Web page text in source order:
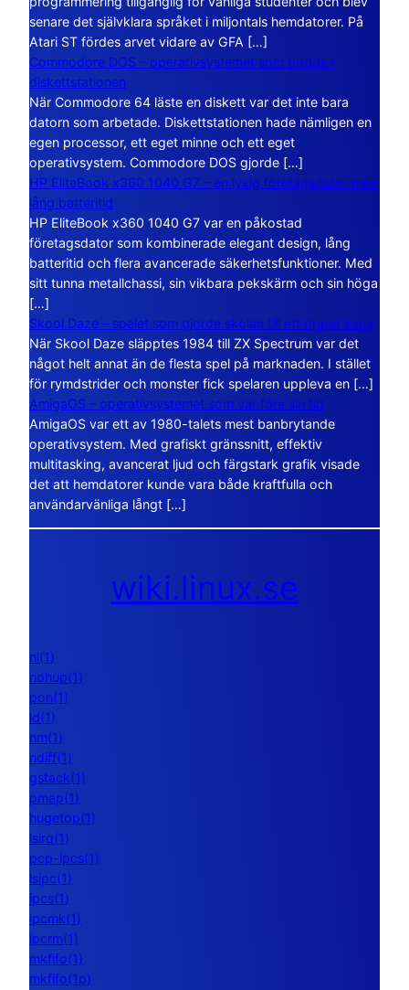
senare det självklara språket i miljontals hemdatorer. På
Atari ST fördes arvet vidare av GFA […]
Commodore DOS – operativsystemet som bodde i
diskettstationen
När Commodore 64 läste en diskett var det inte bara
datorn som arbetade. Diskettstationen hade nämligen en
egen processor, ett eget minne och ett eget
operativsystem. Commodore DOS gjorde […]
HP EliteBook x360 1040 G7 – en lyxig företagsdator med
lång batteritid
HP EliteBook x360 1040 G7 var en påkostad
företagsdator som kombinerade elegant design, lång
batteritid och flera avancerade säkerhetsfunktioner. Med
sitt tunna metallchassi, sin vikbara pekskärm och sin höga
[…]
Skool Daze – spelet som gjorde skolan till ett öppet kaos
När Skool Daze släpptes 1984 till ZX Spectrum var det
något helt annat än de flesta spel på marknaden. I stället
för rymdstrider och monster fick spelaren uppleva en […]
AmigaOS – operativsystemet som var före sin tid
AmigaOS var ett av 1980-talets mest banbrytande
operativsystem. Med grafiskt gränssnitt, effektiv
multitasking, avancerat ljud och färgstark grafik visade
det att hemdatorer kunde vara både kraftfulla och
användarvänliga långt […]
wiki.linux.se
nl(1)
nohup(1)
pon(1)
ld(1)
nm(1)
ndiff(1)
gstack(1)
pmap(1)
hugetop(1)
lsirq(1)
pcp-ipcs(1)
lsipc(1)
ipcs(1)
ipcmk(1)
ipcrm(1)
mkfifo(1)
mkfifo(1p)